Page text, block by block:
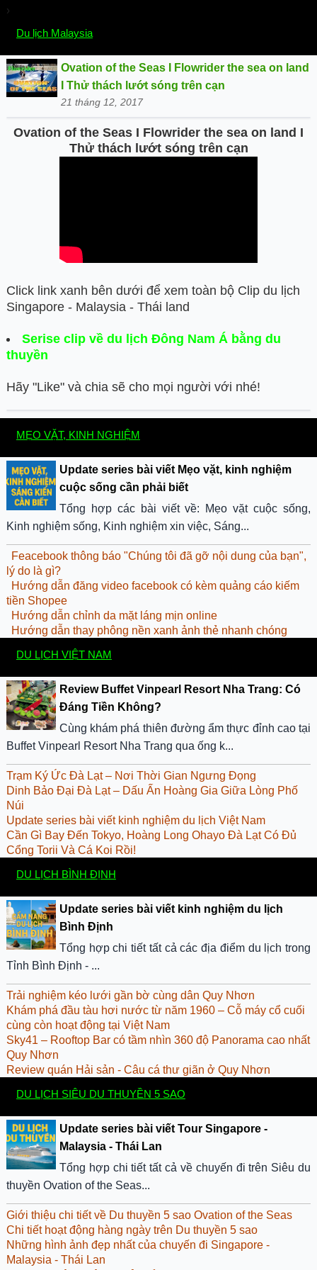
›
Du lịch Malaysia
Ovation of the Seas I Flowrider the sea on land
I Thử thách lướt sóng trên cạn
21 tháng 12, 2017
Ovation of the Seas I Flowrider the sea on land I
Thử thách lướt sóng trên cạn
Click link xanh bên dưới để xem toàn bộ Clip du lịch
Singapore - Malaysia - Thái land
Serise clip về du lịch Đông Nam Á bằng du
thuyền
Hãy "Like" và chia sẽ cho mọi người với nhé!
MẸO VẶT, KINH NGHIỆM
Update series bài viết Mẹo vặt, kinh nghiệm
cuộc sống cần phải biết
Tổng hợp các bài viết về: Mẹo vặt cuộc sống,
Kinh nghiệm sống, Kinh nghiệm xin việc, Sáng...
Feacebook thông báo "Chúng tôi đã gỡ nội dung của bạn",
lý do là gì?
Hướng dẫn đăng video facebook có kèm quảng cáo kiếm
tiền Shopee
Hướng dẫn chỉnh da mặt láng mịn online
Hướng dẫn thay phông nền xanh ảnh thẻ nhanh chóng
DU LỊCH VIỆT NAM
Review Buffet Vinpearl Resort Nha Trang: Có
Đáng Tiền Không?
Cùng khám phá thiên đường ẩm thực đỉnh cao tại
Buffet Vinpearl Resort Nha Trang qua ống k...
Trạm Ký Ức Đà Lạt – Nơi Thời Gian Ngưng Đọng
Dinh Bảo Đại Đà Lạt – Dấu Ấn Hoàng Gia Giữa Lòng Phố
Núi
Update series bài viết kinh nghiệm du lịch Việt Nam
​Cần Gì Bay Đến Tokyo, Hoàng Long Ohayo Đà Lạt Có Đủ
Cổng Torii Và Cá Koi Rồi!
DU LỊCH BÌNH ĐỊNH
Update series bài viết kinh nghiệm du lịch
Bình Định
Tổng hợp chi tiết tất cả các địa điểm du lịch trong
Tỉnh Bình Định - ...
Trải nghiệm kéo lưới gần bờ cùng dân Quy Nhơn
Khám phá đầu tàu hơi nước từ năm 1960 – Cỗ máy cổ cuối
cùng còn hoạt động tại Việt Nam
Sky41 – Rooftop Bar có tầm nhìn 360 độ Panorama cao nhất
Quy Nhơn
Review quán Hải sản - Câu cá thư giãn ở Quy Nhơn
DU LỊCH SIÊU DU THUYỀN 5 SAO
Update series bài viết Tour Singapore -
Malaysia - Thái Lan
Tổng hợp chi tiết tất cả về chuyến đi trên Siêu du
thuyền Ovation of the Seas...
Giới thiệu chi tiết về Du thuyền 5 sao Ovation of the Seas
Chi tiết hoạt động hàng ngày trên Du thuyền 5 sao
Những hình ảnh đẹp nhất của chuyến đi Singapore -
Malaysia - Thái Lan